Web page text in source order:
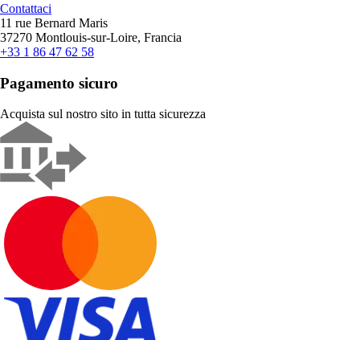
Contattaci
11 rue Bernard Maris
37270 Montlouis-sur-Loire, Francia
+33 1 86 47 62 58
Pagamento sicuro
Acquista sul nostro sito in tutta sicurezza